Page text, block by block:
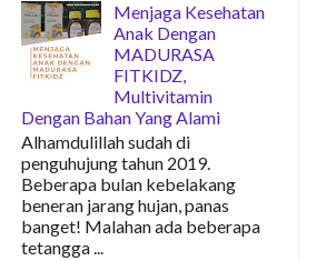
Menjaga Kesehatan
Anak Dengan
MADURASA
FITKIDZ,
Multivitamin
Dengan Bahan Yang Alami
Alhamdulillah sudah di
penguhujung tahun 2019.
Beberapa bulan kebelakang
beneran jarang hujan, panas
banget! Malahan ada beberapa
tetangga ...